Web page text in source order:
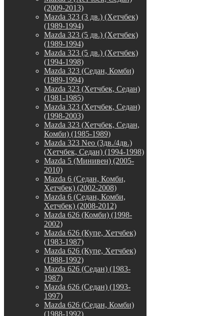
(2009-2013)
Mazda 323 (3 дв.) (Хетчбек)
(1989-1994)
Mazda 323 (5 дв.) (Хетчбек)
(1989-1994)
Mazda 323 (5 дв.) (Хетчбек)
(1994-1998)
Mazda 323 (Седан, Комби)
(1989-1994)
Mazda 323 (Хетчбек, Седан)
(1981-1985)
Mazda 323 (Хетчбек, Седан)
(1998-2003)
Mazda 323 (Хетчбек, Седан,
Комби) (1985-1989)
Mazda 323 Neo (3дв./4дв.)
(Хетчбек, Седан) (1994-1998)
Mazda 5 (Минивен) (2005-
2010)
Mazda 6 (Седан, Комби,
Хетчбек) (2002-2008)
Mazda 6 (Седан, Комби,
Хетчбек) (2008-2012)
Mazda 626 (Комби) (1998-
2002)
Mazda 626 (Купе, Хетчбек)
(1983-1987)
Mazda 626 (Купе, Хетчбек)
(1988-1992)
Mazda 626 (Седан) (1983-
1987)
Mazda 626 (Седан) (1993-
1997)
Mazda 626 (Седан, Комби)
(1988-1992)